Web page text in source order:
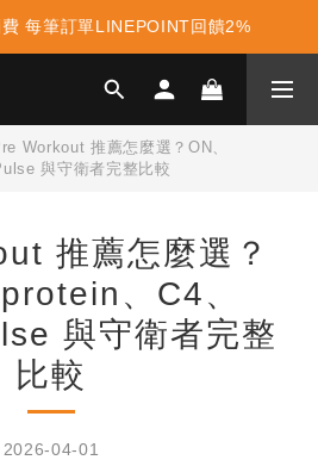
上市 ! 點這裡享優惠👈
費 每筆訂單LINEPOINT回饋2%
Workout 推薦怎麼選？ON、
與守衛者完整比較
推薦怎麼選？
、C4、
與守衛者完整
比較
2026-04-01